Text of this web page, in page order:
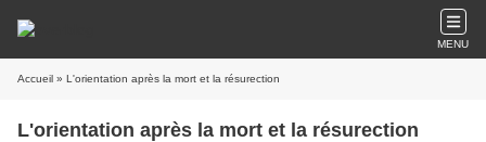
MENU
Accueil » L'orientation après la mort et la résurection
L'orientation après la mort et la résurection